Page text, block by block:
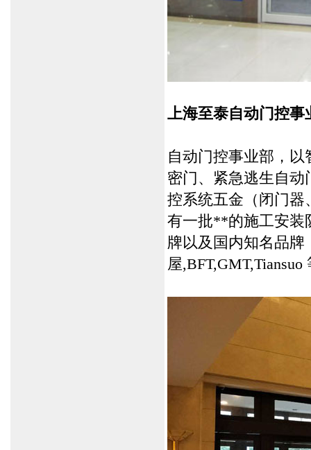
上海至泰自动门控事
自动门控事业部，以
密门 、 紧急逃生自动
控系统五金（闭门器
有一批**的施工安装
牌以及国内知名品牌
屋,BFT,GMT,Tiansuo